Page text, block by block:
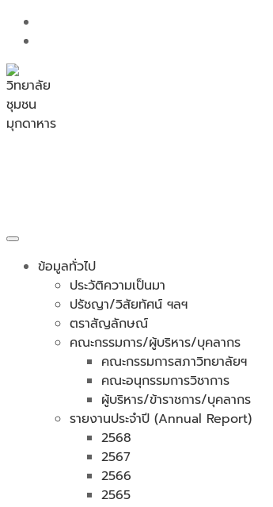
Skip
content
ข้อมูลทั่วไป
ประวัติความเป็นมา
ปรัชญา/วิสัยทัศน์ ฯลฯ
ตราสัญลักษณ์
คณะกรรมการ/ผู้บริหาร/บุคลากร
คณะกรรมการสภาวิทยาลัยฯ
คณะอนุกรรมการวิชาการ
ผู้บริหาร/ข้าราชการ/บุคลากร
รายงานประจำปี (Annual Report)
2568
2567
2566
2565